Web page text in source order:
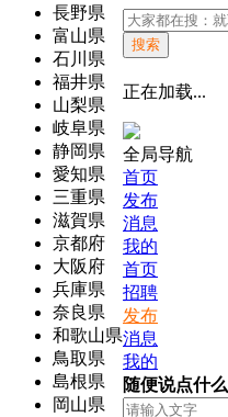
長野県
富山県
石川県
福井県
山梨県
岐阜県
静岡県
愛知県
三重県
滋賀県
京都府
大阪府
兵庫県
奈良県
和歌山県
鳥取県
島根県
岡山県
搜索
正在加载...
全局导航
首页
发布
消息
我的
首页
招聘
发布
消息
我的
随便说点什么